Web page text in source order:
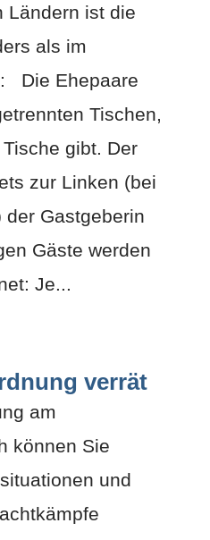
Ländern ist die
als im
Die Ehepaare
Tischen,
gibt. Der
zur Linken (bei
der Gastgeberin
Gäste werden
Je...
verrät
am
können Sie
und